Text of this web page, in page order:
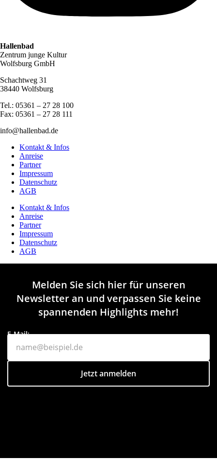
Hallenbad
Zentrum junge Kultur
Wolfsburg GmbH
Schachtweg 31
38440 Wolfsburg
Tel.: 05361 – 27 28 100
Fax: 05361 – 27 28 111
info@hallenbad.de
Kontakt & Infos
Anreise
Partner
Impressum
Datenschutz
AGB
Kontakt & Infos
Anreise
Partner
Impressum
Datenschutz
AGB